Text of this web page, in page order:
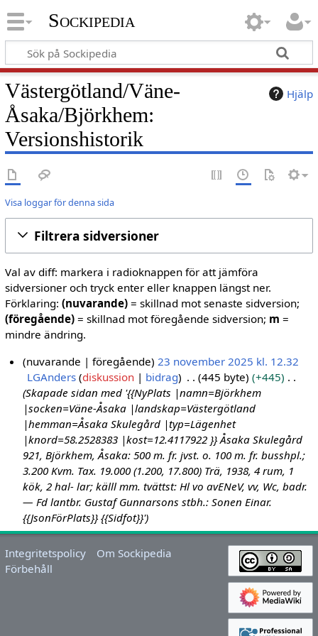
Sockipedia
Hjälp
Västergötland/Väne-
Åsaka/Björkhem:
Versionshistorik
Visa loggar för denna sida
Filtrera sidversioner
Val av diff: markera i radioknappen för att jämföra
sidversioner och tryck enter eller knappen längst ner.
Förklaring: (nuvarande)= skillnad mot senaste sidversion;
(föregående)= skillnad mot föregående sidversion; m =
mindre ändring.
0
2
nuvarande föregående 23 november 2025 kl. 12.32
LGAnders diskussion bidrag 445 byte
+445
Skapade sidan med '{{NyPlats |namn=Björkhem
|socken=Väne-Åsaka |landskap=Västergötland
|hemman=Åsaka Skulegård |typ=Lägenhet
|knord=58.2528383 |kost=12.4117922 }} Åsaka Skulegård
921, Björkhem, Åsaka: 500 m. fr. jvst. o. 100 m. fr. busshpl.;
3.200 Kvm. Tax. 19.000 (1.200, 17.800) Trä, 1938, 4 rum, 1
kök, 2 hal- lar; källl mm. tvättst: Hl vo avENeV, vv, Wc, badr.
— Fd lantbr. Gustaf Gunnarsons stbh.: Sonen Einar.
{{JsonFörPlats}} {{Sidfot}}'
Integritetspolicy
Om Sockipedia
Förbehåll